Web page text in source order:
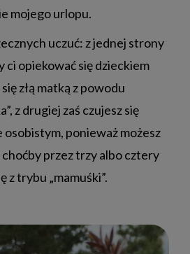
mojego urlopu.
uczuć: z jednej strony
ci opiekować się dzieckiem
złą matką z powodu
z drugiej zaś czujesz się
ponieważ możesz
przez trzy albo cztery
z trybu „mamuśki”.